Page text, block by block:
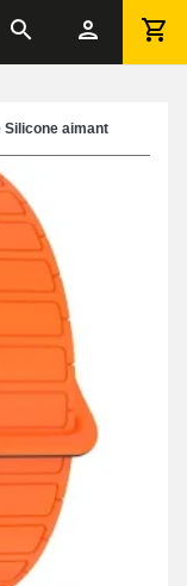
Silicone aimant